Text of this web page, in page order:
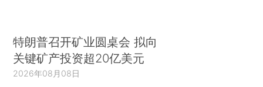
特朗普召开矿业圆桌会 拟向
关键矿产投资超20亿美元
2026年08月08日